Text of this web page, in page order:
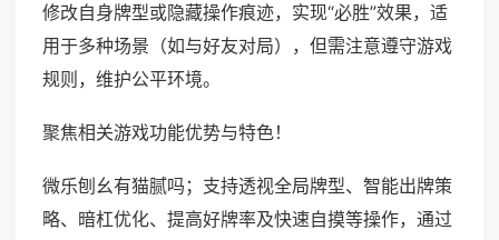
修改自身牌型或隐藏操作痕迹，实现“必胜”效果，适
用于多种场景（如与好友对局），但需注意遵守游戏
规则，维护公平环境。
聚焦相关游戏功能优势与特色！
微乐刨幺有猫腻吗；支持透视全局牌型、智能出牌策
略、暗杠优化、提高好牌率及快速自摸等操作，通过